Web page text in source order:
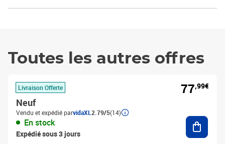
Toutes les autres offres
Livraison Offerte
Neuf
Vendu et expédié parvidaXL 2.79/5(14)
En stock
Expédié sous 3 jours
77,99€